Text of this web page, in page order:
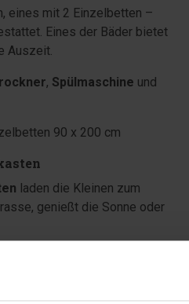
eines mit 2 Einzelbetten –
Eines der Bäder bietet
Auszeit.
, Spülmaschine und
90 x 200 cm
laden die Kleinen zum
genießt die Sonne oder
– perfekt für
ist nur2 kmentfernt, sodass